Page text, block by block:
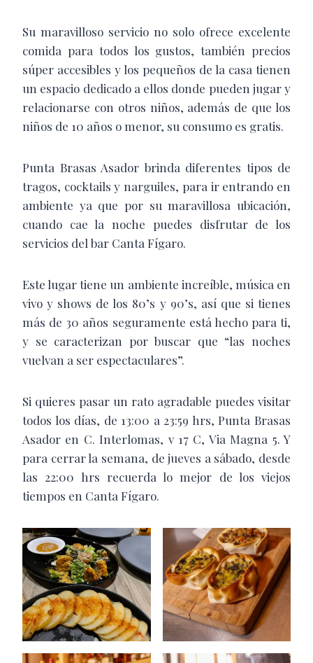
Su maravilloso servicio no solo ofrece excelente
comida para todos los gustos, también precios
súper accesibles y los pequeños de la casa tienen
un espacio dedicado a ellos donde pueden jugar y
relacionarse con otros niños, además de que los
niños de 10 años o menor, su consumo es gratis.
Punta Brasas Asador brinda diferentes tipos de
tragos, cocktails y narguiles, para ir entrando en
ambiente ya que por su maravillosa ubicación,
cuando cae la noche puedes disfrutar de los
servicios del bar Canta Fígaro.
Este lugar tiene un ambiente increíble, música en
vivo y shows de los 80’s y 90’s, así que si tienes
más de 30 años seguramente está hecho para ti,
y se caracterizan por buscar que “las noches
vuelvan a ser espectaculares”.
Si quieres pasar un rato agradable puedes visitar
todos los días, de 13:00 a 23:59 hrs, Punta Brasas
Asador en C. Interlomas, v 17 C, Via Magna 5. Y
para cerrar la semana, de jueves a sábado, desde
las 22:00 hrs recuerda lo mejor de los viejos
tiempos en Canta Fígaro.